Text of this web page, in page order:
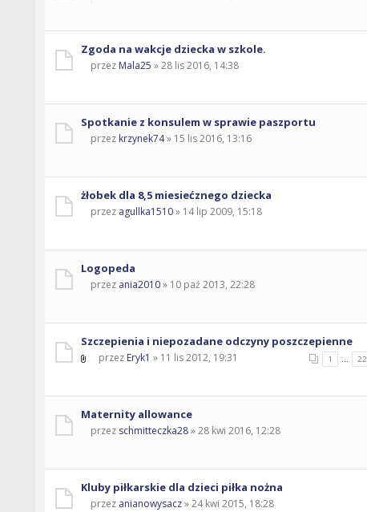
Zgoda na wakcje dziecka w szkole.
przez Mala25 » 28 lis 2016, 14:38
Spotkanie z konsulem w sprawie paszportu
przez krzynek74» 15 lis 2016, 13:16
żłobek dla 8,5 miesiećznego dziecka
przez agullka1510» 14 lip 2009, 15:18
Logopeda
przez ania2010» 10 paź 2013, 22:28
Szczepienia i niepozadane odczyny poszczepienne
1 22
przez Eryk1 » 11 lis 2012, 19:31
Maternity allowance
przez schmitteczka28» 28 kwi 2016, 12:28
Kluby piłkarskie dla dzieci piłka nożna
przez anianowysacz» 24 kwi 2015, 18:28